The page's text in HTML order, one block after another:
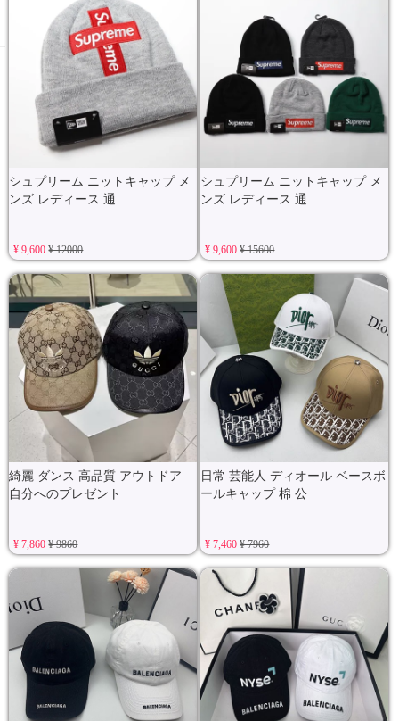
シュプリーム ニットキャップ メ
ンズ レディース 通
¥ 9,600¥ 12000
シュプリーム ニットキャップ メ
ンズ レディース 通
¥ 9,600¥ 15600
綺麗 ダンス 高品質 アウトドア
自分へのプレゼント
¥ 7,860¥ 9860
日常 芸能人 ディオール ベースボ
ールキャップ 棉 公
¥ 7,460¥ 7960